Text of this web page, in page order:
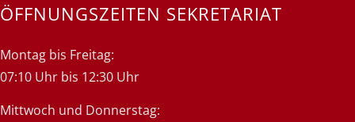
ÖFFNUNGSZEITEN SEKRETARIAT
Montag bis Freitag:
07:10 Uhr bis 12:30 Uhr
Mittwoch und Donnerstag: